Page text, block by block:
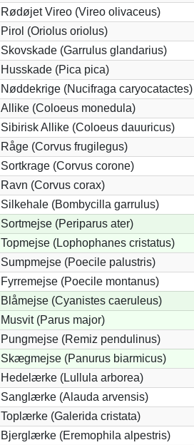
Rødøjet Vireo (Vireo olivaceus)
Pirol (Oriolus oriolus)
Skovskade (Garrulus glandarius)
Husskade (Pica pica)
Nøddekrige (Nucifraga caryocatactes)
Allike (Coloeus monedula)
Sibirisk Allike (Coloeus dauuricus)
Råge (Corvus frugilegus)
Sortkrage (Corvus corone)
Ravn (Corvus corax)
Silkehale (Bombycilla garrulus)
Sortmejse (Periparus ater)
Topmejse (Lophophanes cristatus)
Sumpmejse (Poecile palustris)
Fyrremejse (Poecile montanus)
Blåmejse (Cyanistes caeruleus)
Musvit (Parus major)
Pungmejse (Remiz pendulinus)
Skægmejse (Panurus biarmicus)
Hedelærke (Lullula arborea)
Sanglærke (Alauda arvensis)
Toplærke (Galerida cristata)
Bjerglærke (Eremophila alpestris)